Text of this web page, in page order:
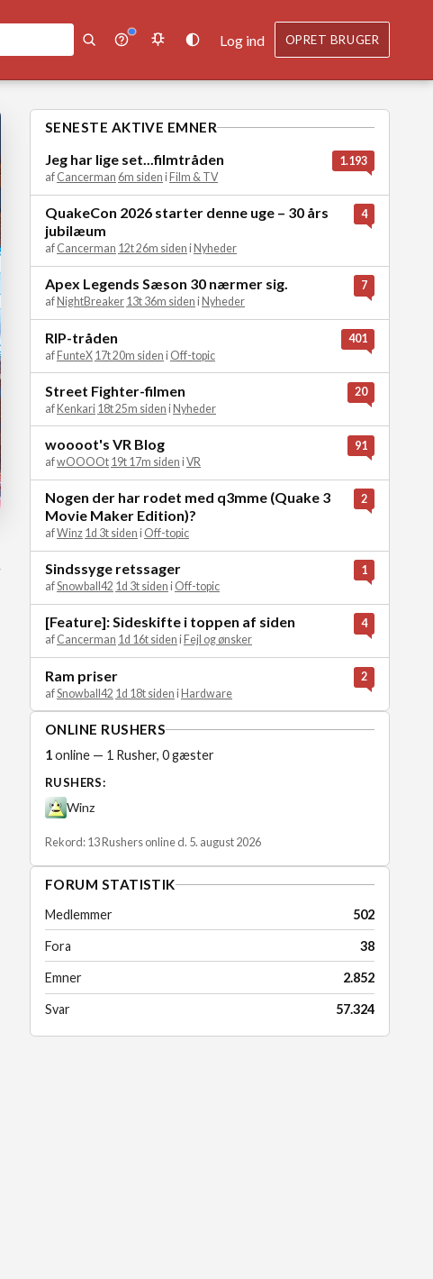
Log ind OPRET BRUGER
SENESTE AKTIVE EMNER
Jeg har lige set...filmtråden
af Cancerman 6m siden i Film & TV
1.193
QuakeCon 2026 starter denne uge – 30 års
jubilæum
af Cancerman 12t 26m siden i Nyheder
4
Apex Legends Sæson 30 nærmer sig.
af NightBreaker 13t 36m siden i Nyheder
7
RIP-tråden
afFunteX 17t 20m siden i Off-topic
401
Street Fighter-filmen
afKenkari 18t 25m siden iNyheder
20
woooot's VR Blog
afwOOOOt 19t 17m siden iVR
91
Nogen der har rodet med q3mme (Quake 3
Movie Maker Edition)?
afWinz 1d 3t siden i Off-topic
2
Sindssyge retssager
afSnowball42 1d 3t siden i Off-topic
1
[Feature]: Sideskifte i toppen af siden
af Cancerman 1d 16t siden i Fejl og ønsker
4
Ram priser
afSnowball42 1d 18t siden iHardware
2
ONLINE RUSHERS
1online — 1 Rusher, 0 gæster
RUSHERS:
Winz
Rekord: 13 Rushers online d. 5. august 2026
FORUM STATISTIK
Medlemmer 502
Fora 38
Emner 2.852
Svar 57.324